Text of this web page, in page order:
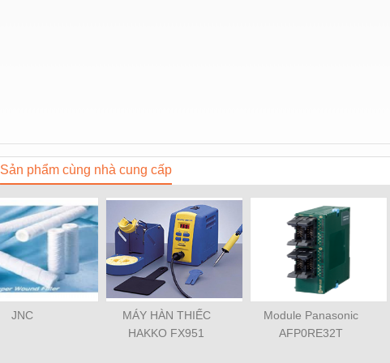
Sản phẩm cùng nhà cung cấp
JNC
MÁY HÀN THIẾC
HAKKO FX951
Module Panasonic
AFP0RE32T